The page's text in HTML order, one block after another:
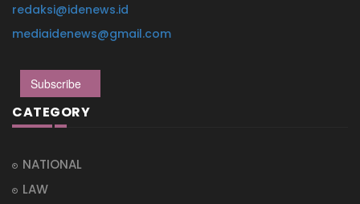
redaksi@idenews.id
mediaidenews@gmail.com
Subscribe
CATEGORY
NATIONAL
LAW